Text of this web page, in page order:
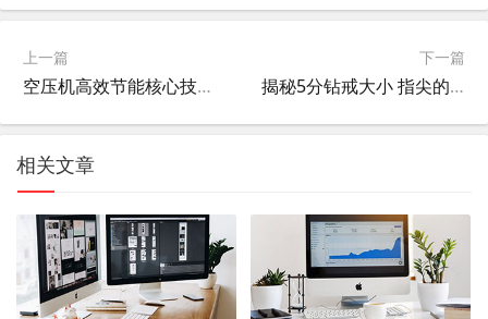
上一篇
空压机高效节能核心技术揭秘
下一篇
揭秘5分钻戒大小 指尖的精致光芒指南
相关文章